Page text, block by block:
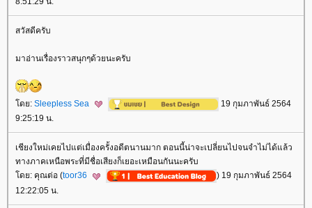
สวัสดีครับ
มาอ่านเรื่องราวสนุกๆด้วยนะครับ
ดย: Sleepless Sea
19 กุมภาพันธ์ 2564
9:25:19 น.
เชียงใหม่เคยไปแต่เมื่องครั้งอดีตนานมาก ตอนนี้น่าจะเปลี่ยนไปจนจำไม่ได้แล้ว
ทางภาคเหนือพระที่มีชื่อเสียงก็เยอะเหมือนกันนะครับ
ดย: คุณต่อ (toor36
) 19 กุมภาพันธ์ 2564
12:22:05 น.